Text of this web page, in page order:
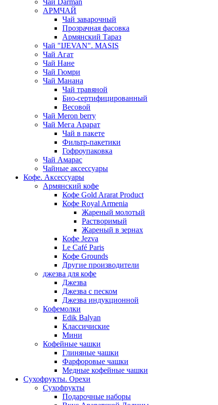
Чай Darman
АРМЧАЙ
Чай заварочный
Прозрачная фасовка
Армянский Тараз
Чай "IJEVAN". MASIS
Чай Агат
Чай Нане
Чай Гюмри
Чай Манана
Чай травяной
Био-сертифицированный
Весовой
Чай Meron berry
Чай Мега Арарат
Чай в пакете
Фильтр-пакетики
Гофроупаковка
Чай Амарас
Чайные аксессуары
Кофе. Аксессуары
Армянский кофе
Кофе Gold Ararat Product
Кофе Royal Armenia
Жареный молотый
Растворимый
Жареный в зернах
Кофе Jezva
Le Café Paris
Кофе Grounds
Другие производители
джезва для кофе
Джезва
Джезва с песком
Джезва индукционной
Кофемолки
Edik Balyan
Классичиские
Мини
Кофейные чашки
Глиняные чашки
Фарфоровые чашки
Медные кофейные чашки
Сухофрукты. Орехи
Сухофрукты
Подарочные наборы